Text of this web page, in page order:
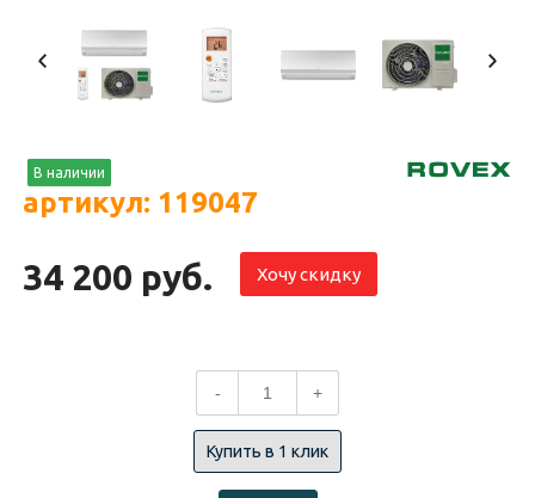
В наличии
артикул: 119047
34 200 руб. Хочу скидку
- +
Купить в 1 клик